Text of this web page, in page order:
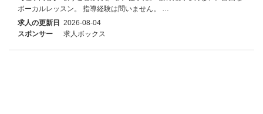
ボーカルレッスン。 指導経験は問いません。 …
求人の更新日 2026-08-04
スポンサー
求人ボックス